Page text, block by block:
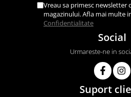
Vreau sa primesc newsletter
magazinului. Afla mai multe
Confidentialitate
Social
Urmareste-ne in
Suport